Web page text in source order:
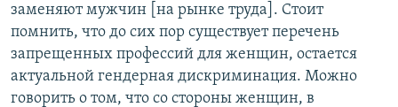
заменяют мужчин [на рынке труда]. Стоит
помнить, что до сих пор существует перечень
запрещенных профессий для женщин, остается
актуальной гендерная дискриминация. Можно
говорить о том, что со стороны женщин, в